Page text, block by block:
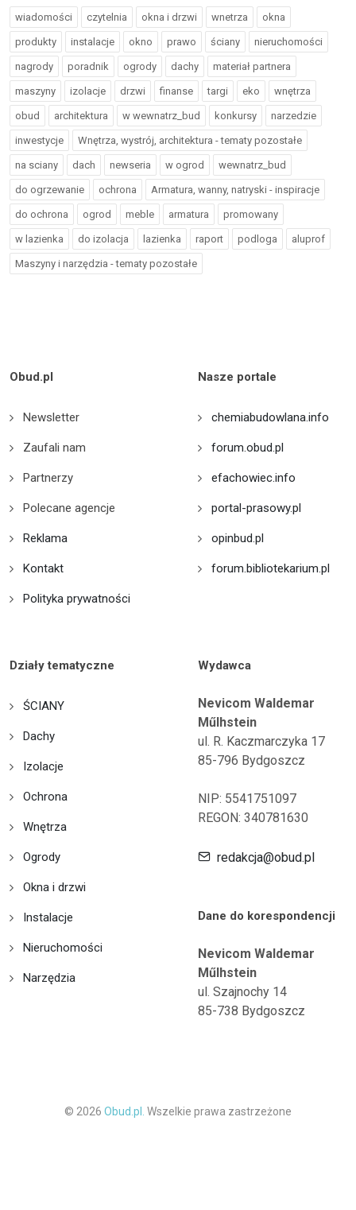
wiadomości czytelnia okna i drzwi wnetrza okna
produkty instalacje okno prawo ściany nieruchomości
nagrody poradnik ogrody dachy materiał partnera
maszyny izolacje drzwi finanse targi eko wnętrza
obud architektura w wewnatrz_bud konkursy narzedzie
inwestycje Wnętrza, wystrój, architektura - tematy pozostałe
na sciany dach newseria w ogrod wewnatrz_bud
do ogrzewanie ochrona Armatura, wanny, natryski - inspiracje
do ochrona ogrod meble armatura promowany
w lazienka do izolacja lazienka raport podloga aluprof
Maszyny i narzędzia - tematy pozostałe
Obud.pl
Newsletter
Zaufali nam
Partnerzy
Polecane agencje
Reklama
Kontakt
Polityka prywatności
Nasze portale
chemiabudowlana.info
forum.obud.pl
efachowiec.info
portal-prasowy.pl
opinbud.pl
forum.bibliotekarium.pl
Działy tematyczne
ŚCIANY
Dachy
Izolacje
Ochrona
Wnętrza
Ogrody
Okna i drzwi
Instalacje
Nieruchomości
Narzędzia
Wydawca
Nevicom Waldemar
Műlhstein
ul. R. Kaczmarczyka 17
85-796 Bydgoszcz
NIP: 5541751097
REGON: 340781630
redakcja@obud.pl
Dane do korespondencji
Nevicom Waldemar
Műlhstein
ul. Szajnochy 14
85-738 Bydgoszcz
© 2026 Obud.pl. Wszelkie prawa zastrzeżone